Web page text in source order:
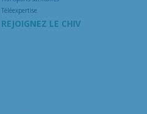
Téléexpertise
REJOIGNEZ LE CHIV